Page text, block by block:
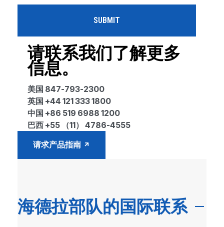
请联系我们了解更多
信息。
美国 847-793-2300
英国 +44 121 333 1800
中国 +86 519 6988 1200
巴西 +55 （11） 4786-4555
请求产品指南
海德拉部队的国际联系